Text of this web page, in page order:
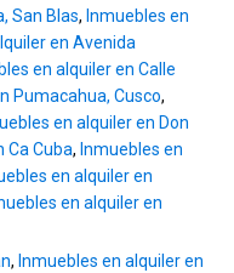
San Blas, Inmuebles en
en Avenida
en alquiler en Calle
Pumacahua, Cusco,
en alquiler en Don
Ca Cuba, Inmuebles en
en alquiler en
en alquiler en
, Inmuebles en alquiler en